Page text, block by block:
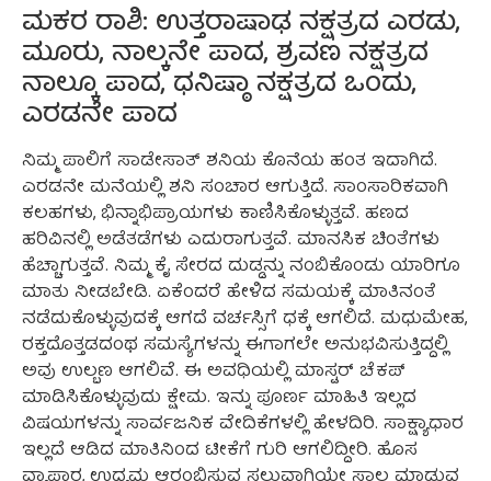
ಮಕರ ರಾಶಿ: ಉತ್ತರಾಷಾಢ ನಕ್ಷತ್ರದ ಎರಡು,
ಮೂರು, ನಾಲ್ಕನೇ ಪಾದ, ಶ್ರವಣ ನಕ್ಷತ್ರದ
ನಾಲ್ಕೂ ಪಾದ, ಧನಿಷ್ಠಾ ನಕ್ಷತ್ರದ ಒಂದು,
ಎರಡನೇ ಪಾದ
ನಿಮ್ಮ ಪಾಲಿಗೆ ಸಾಡೇಸಾತ್ ಶನಿಯ ಕೊನೆಯ ಹಂತ ಇದಾಗಿದೆ.
ಎರಡನೇ ಮನೆಯಲ್ಲಿ ಶನಿ ಸಂಚಾರ ಆಗುತ್ತಿದೆ. ಸಾಂಸಾರಿಕವಾಗಿ
ಕಲಹಗಳು, ಭಿನ್ನಾಭಿಪ್ರಾಯಗಳು ಕಾಣಿಸಿಕೊಳ್ಳುತ್ತವೆ. ಹಣದ
ಹರಿವಿನಲ್ಲಿ ಅಡೆತಡೆಗಳು ಎದುರಾಗುತ್ತವೆ. ಮಾನಸಿಕ ಚಿಂತೆಗಳು
ಹೆಚ್ಚಾಗುತ್ತವೆ. ನಿಮ್ಮ ಕೈ ಸೇರದ ದುಡ್ಡನ್ನು ನಂಬಿಕೊಂಡು ಯಾರಿಗೂ
ಮಾತು ನೀಡಬೇಡಿ. ಏಕೆಂದರೆ ಹೇಳಿದ ಸಮಯಕ್ಕೆ ಮಾತಿನಂತೆ
ನಡೆದುಕೊಳ್ಳುವುದಕ್ಕೆ ಆಗದೆ ವರ್ಚಸ್ಸಿಗೆ ಧಕ್ಕೆ ಆಗಲಿದೆ. ಮಧುಮೇಹ,
ರಕ್ತದೊತ್ತಡದಂಥ ಸಮಸ್ಯೆಗಳನ್ನು ಈಗಾಗಲೇ ಅನುಭವಿಸುತ್ತಿದ್ದಲ್ಲಿ
ಅವು ಉಲ್ಬಣ ಆಗಲಿವೆ. ಈ ಅವಧಿಯಲ್ಲಿ ಮಾಸ್ಟರ್ ಚೆಕಪ್
ಮಾಡಿಸಿಕೊಳ್ಳುವುದು ಕ್ಷೇಮ. ಇನ್ನು ಪೂರ್ಣ ಮಾಹಿತಿ ಇಲ್ಲದ
ವಿಷಯಗಳನ್ನು ಸಾರ್ವಜನಿಕ ವೇದಿಕೆಗಳಲ್ಲಿ ಹೇಳದಿರಿ. ಸಾಕ್ಷ್ಯಾಧಾರ
ಇಲ್ಲದೆ ಆಡಿದ ಮಾತಿನಿಂದ ಟೀಕೆಗೆ ಗುರಿ ಆಗಲಿದ್ದೀರಿ. ಹೊಸ